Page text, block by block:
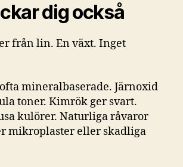
dig också
från lin. En växt. Inget
mineralbaserade. Järnoxid
toner. Kimrök ger svart.
kulörer. Naturliga råvaror
mikroplaster eller skadliga